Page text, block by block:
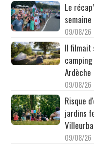
Le
semaine
09/08/26
Il filmait
Ardèche
09/08/26
Risque
jardins
09/08/26